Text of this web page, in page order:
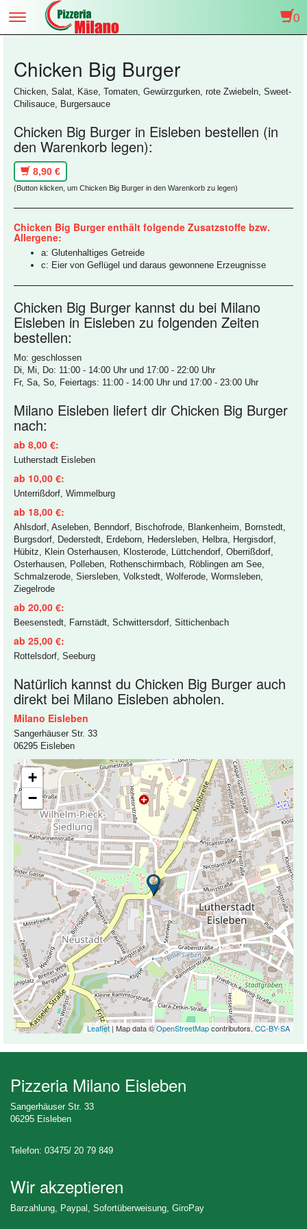
Toggle
navigation
0
Chicken Big Burger
Chicken, Salat, Käse, Tomaten, Gewürzgurken, rote Zwiebeln, Sweet-
Chilisauce, Burgersauce
Chicken Big Burger in Eisleben bestellen (in
den Warenkorb legen):
8,90 €
(Button klicken, um Chicken Big Burger in den Warenkorb zu legen)
Chicken Big Burger enthält folgende Zusatzstoffe bzw.
Allergene:
a: Glutenhaltiges Getreide
c: Eier von Geflügel und daraus gewonnene Erzeugnisse
Chicken Big Burger kannst du bei Milano
Eisleben in Eisleben zu folgenden Zeiten
bestellen:
Mo: geschlossen
Di, Mi, Do: 11:00 - 14:00 Uhr und 17:00 - 22:00 Uhr
Fr, Sa, So, Feiertags: 11:00 - 14:00 Uhr und 17:00 - 23:00 Uhr
Milano Eisleben liefert dir Chicken Big Burger
nach:
ab 8,00 €:
Lutherstadt Eisleben
ab 10,00 €:
Unterrißdorf, Wimmelburg
ab 18,00 €:
Ahlsdorf, Aseleben, Benndorf, Bischofrode, Blankenheim, Bornstedt,
Burgsdorf, Dederstedt, Erdeborn, Hedersleben, Helbra, Hergisdorf,
Hübitz, Klein Osterhausen, Klosterode, Lüttchendorf, Oberrißdorf,
Osterhausen, Polleben, Rothenschirmbach, Röblingen am See,
Schmalzerode, Siersleben, Volkstedt, Wolferode, Wormsleben,
Ziegelrode
ab 20,00 €:
Beesenstedt, Farnstädt, Schwittersdorf, Sittichenbach
ab 25,00 €:
Rottelsdorf, Seeburg
Natürlich kannst du Chicken Big Burger auch
direkt bei Milano Eisleben abholen.
Milano Eisleben
Sangerhäuser Str. 33
06295 Eisleben
+
−
Leaflet | Map data ©OpenStreetMapcontributors, CC-BY-SA
Pizzeria Milano Eisleben
Sangerhäuser Str. 33
06295 Eisleben
Telefon: 03475/ 20 79 849
Wir akzeptieren
Barzahlung, Paypal, Sofortüberweisung, GiroPay